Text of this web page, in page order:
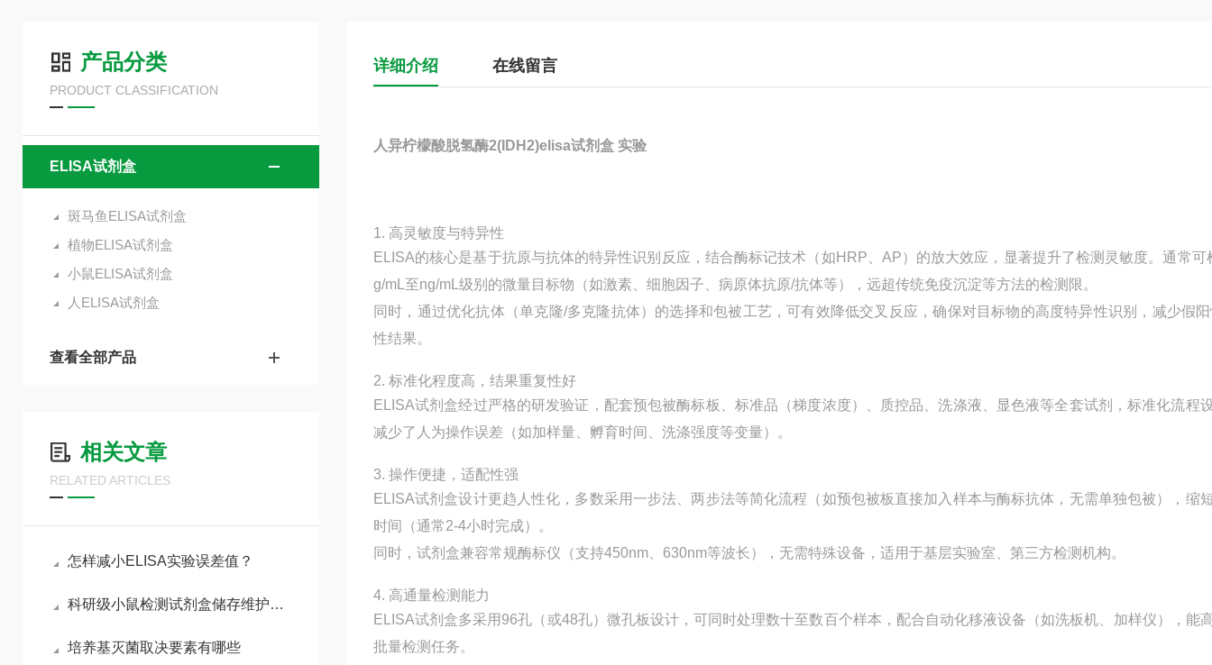
产品分类
PRODUCT CLASSIFICATION
ELISA试剂盒
斑马鱼ELISA试剂盒
植物ELISA试剂盒
小鼠ELISA试剂盒
人ELISA试剂盒
查看全部产品
相关文章
RELATED ARTICLES
怎样减小ELISA实验误差值？
科研级小鼠检测试剂盒储存维护与平行实验数据稳定性控制技术
培养基灭菌取决要素有哪些
详细介绍 在线留言
人异柠檬酸脱氢酶2(IDH2)elisa试剂盒 实验
1. 高灵敏度与特异性
ELISA的核心是基于抗原与抗体的特异性识别反应，结合酶标记技术（如HRP、AP）的放大效应，显著提升了检测灵敏度。通常可
g/mL至ng/mL级别的微量目标物（如激素、细胞因子、病原体抗原/抗体等），远超传统免疫沉淀等方法的检测限。
同时，通过优化抗体（单克隆/多克隆抗体）的选择和包被工艺，可有效降低交叉反应，确保对目标物的高度特异性识别，减少假
性结果。
2. 标准化程度高，结果重复性好
ELISA试剂盒经过严格的研发验证，配套预包被酶标板、标准品（梯度浓度）、质控品、洗涤液、显色液等全套试剂，标准化流程
减少了人为操作误差（如加样量、孵育时间、洗涤强度等变量）。
3. 操作便捷，适配性强
ELISA试剂盒设计更趋人性化，多数采用一步法、两步法等简化流程（如预包被板直接加入样本与酶标抗体，无需单独包被），缩
时间（通常2-4小时完成）。
同时，试剂盒兼容常规酶标仪（支持450nm、630nm等波长），无需特殊设备，适用于基层实验室、第三方检测机构。
4. 高通量检测能力
ELISA试剂盒多采用96孔（或48孔）微孔板设计，可同时处理数十至数百个样本，配合自动化移液设备（如洗板机、加样仪），能
批量检测任务。